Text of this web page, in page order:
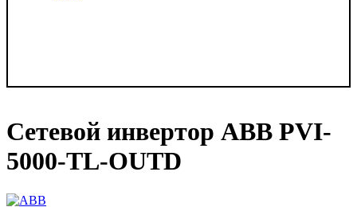
Сетевой инвертор ABB PVI-
5000-TL-OUTD